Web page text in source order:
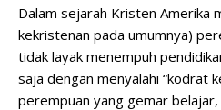
Dalam sejarah Kristen Amerika
kekristenan pada umumnya)
tidak layak menempuh
saja dengan menyalahi “kodrat
perempuan yang gemar